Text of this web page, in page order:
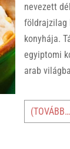
nevezett
földrajzilag
konyhája.
egyiptomi
arab